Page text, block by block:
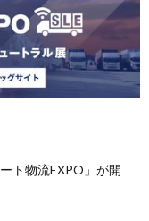
ト物流EXPO」が開